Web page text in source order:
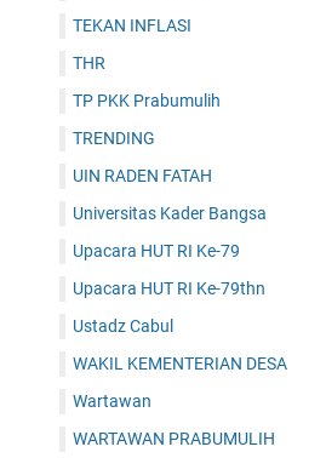
TEKAN INFLASI
THR
TP PKK Prabumulih
TRENDING
UIN RADEN FATAH
Universitas Kader Bangsa
Upacara HUT RI Ke-79
Upacara HUT RI Ke-79thn
Ustadz Cabul
WAKIL KEMENTERIAN DESA
Wartawan
WARTAWAN PRABUMULIH